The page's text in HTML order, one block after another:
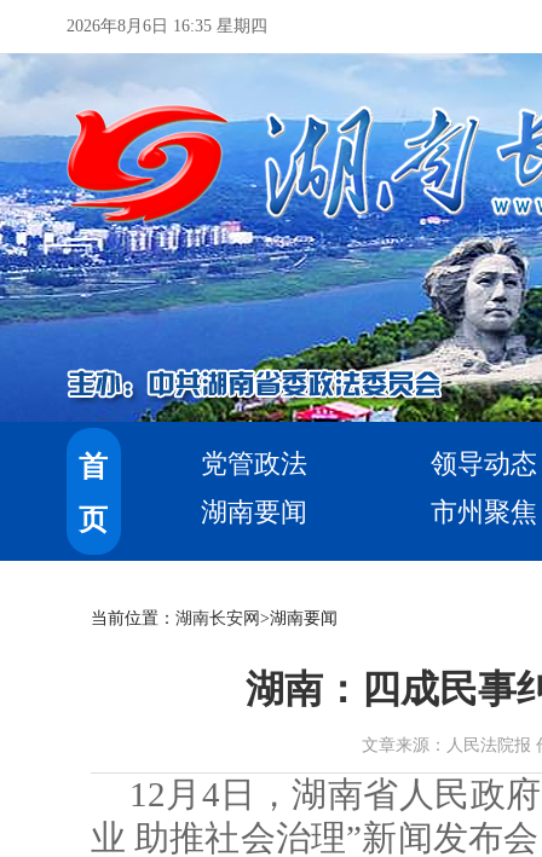
2026年8月6日 16:35 星期四
首
页
党管政法
领导动态
湖南要闻
市州聚焦
当前位置： 湖南长安网 >湖南要闻
湖南：四成民事
文章来源：人民法院报
12月4日，湖南省人民政
业 助推社会治理”新闻发布